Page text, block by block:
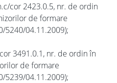
cor 2423.0.5, nr. de ordin
de formare
5240/04.11.2009);
3491.0.1, nr. de ordin în
de formare
5239/04.11.2009);